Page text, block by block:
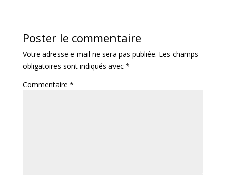
Poster le commentaire
Votre adresse e-mail ne sera pas publiée. Les champs
obligatoires sont indiqués avec *
Commentaire *